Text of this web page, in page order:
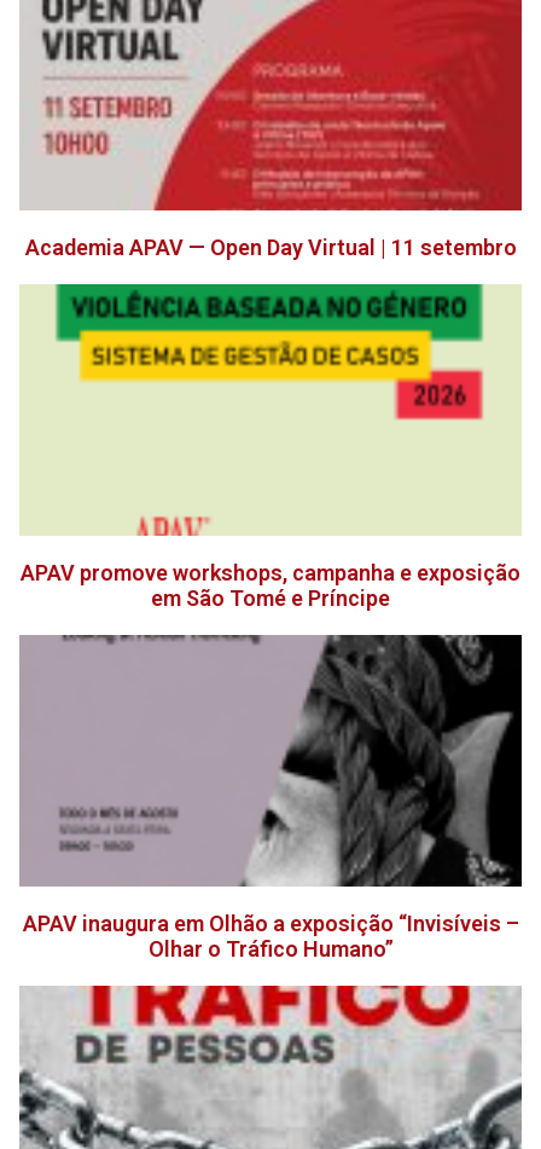
Academia APAV — Open Day Virtual | 11 setembro
APAV promove workshops, campanha e exposição
em São Tomé e Príncipe
APAV inaugura em Olhão a exposição “Invisíveis –
Olhar o Tráfico Humano”